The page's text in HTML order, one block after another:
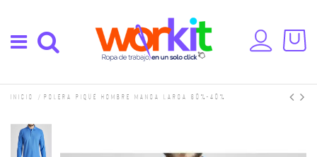
Inicio Polera Piqué Hombre Manga Larga 60%-40%